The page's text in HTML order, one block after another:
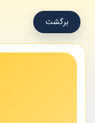
برگشت